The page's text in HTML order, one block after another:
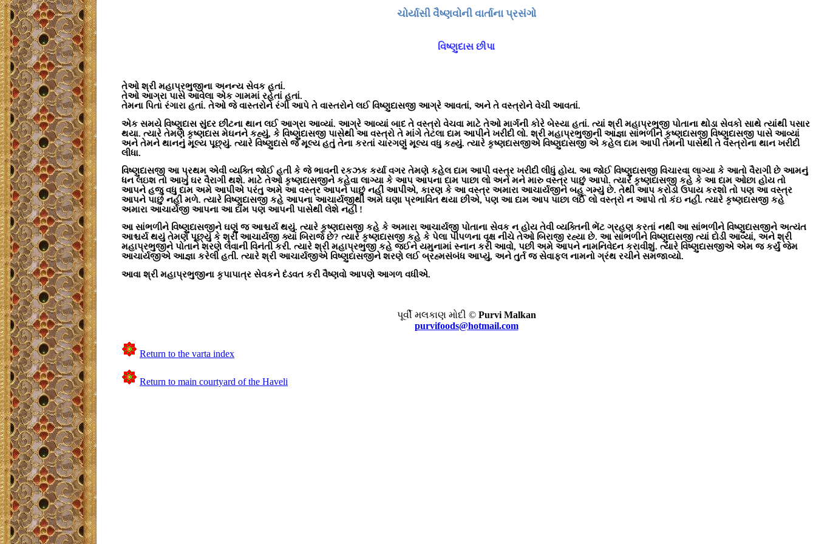
ચોર્યાસી વૈષ્ણવોની વાર્તાના પ્રસંગો
વિષ્ણુદાસ છીપા
તેઓ શ્રી મહાપ્રભુજીના અનન્ય સેવક હતાં.
તેઓ આગ્રા પાસે આવેલા એક ગામમાં રહેતાં હતાં.
તેમના પિતા રંગારા હતાં. તેઓ જે વાસ્તરોને રંગી આપે તે વાસ્તરોને લઈ વિષ્ણુદાસજી આગ્રે આવતાં, અને તે વસ્ત્રોને વેચી આવતાં.
એક સમયે વિષ્ણુદાસ સુંદર છીંટના થાન લઈ આગ્રા આવ્યાં. આગ્રે આવ્યાં બાદ તે વસ્ત્રો વેચવા માટે તેઓ માર્ગની કોરે બેસ્યા હતાં. ત્યાં શ્રી મહાપ્રભુજી પોતાના થોડા સેવકો સાથે ત્યાંથી પસાર
થયા. ત્યારે તેમણે કૃષ્ણદાસ મેઘનને કહ્યું, કે વિષ્ણુદાસજી પાસેથી આ વસ્ત્રો તે માંગે તેટલા દામ આપીને ખરીદી લો. શ્રી મહાપ્રભુજીની આજ્ઞા સાંભળીને કૃષ્ણદાસજી વિષ્ણુદાસજી પાસે આવ્યાં
અને તેમને થાનનું મૂલ્ય પૂછ્યું. ત્યારે વિષ્ણુદાસે જે મૂલ્ય હતું તેના કરતાં ચારગણું મૂલ્ય વધુ કહ્યું. ત્યારે કૃષ્ણદાસજીએ વિષ્ણુદાસજી એ કહેલ દામ આપી તેમની પાસેથી તે વસ્ત્રોના થાન ખરીદી
લીધા.
વિષ્ણુદાસજી આ પ્રથમ એવી વ્યક્તિ જોઈ હતી કે જે ભાવની રકઝક કર્યા વગર તેમણે કહેલ દામ આપી વસ્ત્ર ખરીદી લીધું હોય. આ જોઈ વિષ્ણુદાસજી વિચારવા લાગ્યા કે આતો વૈરાગી છે આમનું
ધન લઇશ તો આખું ઘર વૈરાગી થશે. માટે તેઓ કૃષ્ણદાસજીને કહેવા લાગ્યા કે આપ આપના દામ પાછા લો અને મને મારુ વસ્ત્ર પાછું આપો. ત્યારે કૃષ્ણદાસજી કહે કે આ દામ ઓછા હોય તો
આપને હજુ વધુ દામ અમે આપીએ પરંતુ અમે આ વસ્ત્ર આપને પાછું નહીં આપીએ, કારણ કે આ વસ્ત્ર અમારા આચાર્યજીને બહુ ગમ્યું છે. તેથી આપ કરોડો ઉપાય કરશો તો પણ આ વસ્ત્ર
આપને પાછું નહીં મળે. ત્યારે વિષ્ણુદાસજી કહે આપના આચાર્યજીથી અમે ઘણા પ્રભાવિત થયા છીએ, પણ આ દામ આપ પાછા લઈ લો વસ્ત્રો ન આપો તો કંઇ નહીં. ત્યારે કૃષ્ણદાસજી કહે
અમારા આચાર્યજી આપના આ દામ પણ આપની પાસેથી લેશે નહીં !
આ સાંભળીને વિષ્ણુદાસજીને ઘણું જ આશ્ચર્ય થયું. ત્યારે કૃષ્ણદાસજી કહે કે અમારા આચાર્યજી પોતાના સેવક ન હોય તેવી વ્યક્તિની ભેંટ ગ્રહણ કરતાં નથી આ સાંભળીને વિષ્ણુદાસજીને અત્યંત
આશ્ચર્ય થયું તેમણે પૂછ્યું કે શ્રી આચાર્યજી ક્યાં બિરાજે છે? ત્યારે કૃષ્ણદાસજી કહે કે પેલા પીપળના વૃક્ષ નીચે તેઓ બિરાજી રહ્યા છે. આ સાંભળીને વિષ્ણુદાસજી ત્યાં દોડી આવ્યાં, અને શ્રી
મહાપ્રભુજીને પોતાને શરણે લેવાની વિનંતી કરી. ત્યારે શ્રી મહાપ્રભુજી કહે જઈને યમુનામાં સ્નાન કરી આવો, પછી અમે આપને નામનિવેદન કરાવીશું. ત્યારે વિષ્ણુદાસજીએ એમ જ કર્યું જેમ
આચાર્યજીએ આજ્ઞા કરેલી હતી. ત્યારે શ્રી આચાર્યજીએ વિષ્ણુદાસજીને શરણે લઈ બ્રહ્મસંબંધ આપ્યું, અને તુર્ત જ સેવાફલ નામનો ગ્રંથ રચીને સમજાવ્યો.
આવા શ્રી મહાપ્રભુજીના કૃપાપાત્ર સેવકને દંડવત કરી વૈષ્ણવો આપણે આગળ વધીએ.
પૂર્વી મલકાણ મોદી © Purvi Malkan
purvifoods@hotmail.com
Return to the varta index
Return to main courtyard of the Haveli